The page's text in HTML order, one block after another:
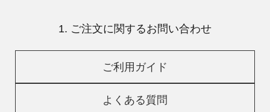
1. ご注文に関するお問い合わせ
ご利用ガイド
よくある質問